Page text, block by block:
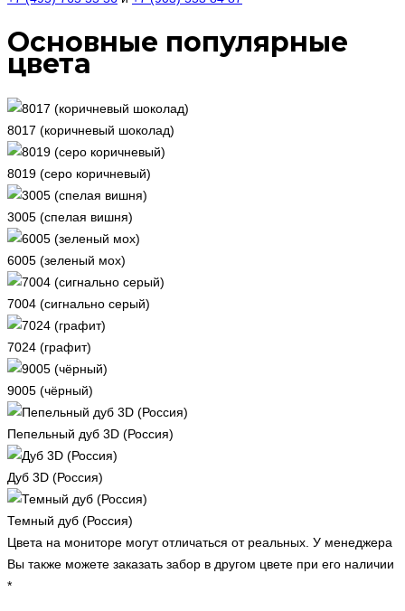
Основные популярные
цвета
8017 (коричневый шоколад)
8019 (серо коричневый)
3005 (спелая вишня)
6005 (зеленый мох)
7004 (сигнально серый)
7024 (графит)
9005 (чёрный)
Пепельный дуб 3D (Россия)
Дуб 3D (Россия)
Темный дуб (Россия)
Цвета на мониторе могут отличаться от реальных. У менеджера
Вы также можете заказать забор в другом цвете при его наличии
*